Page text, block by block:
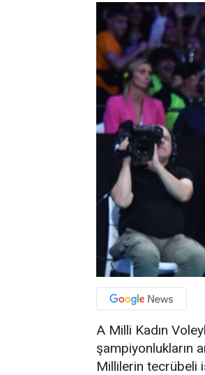
A Milli Kadın
şampiyonlukların
Millilerin tecrübeli